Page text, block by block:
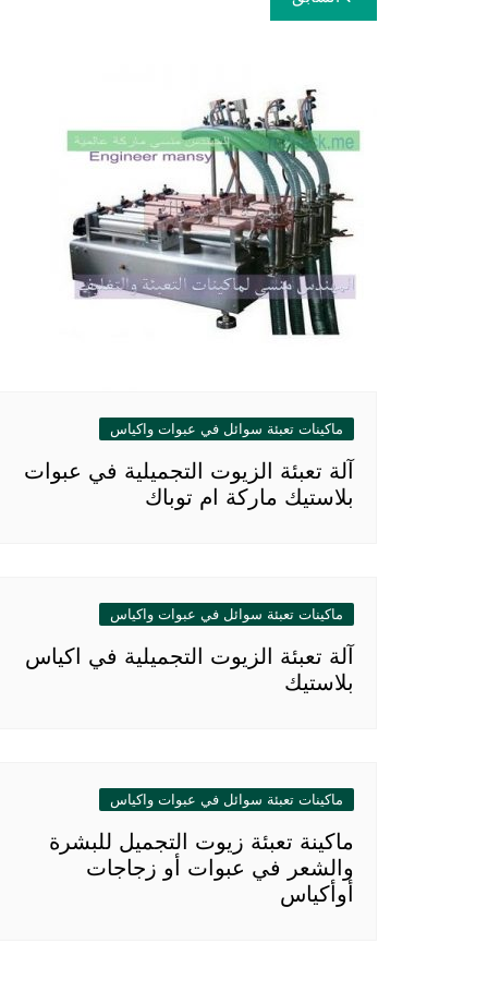
المقالات
ماكينات تعبئة سوائل في عبوات واكياس
آلة تعبئة الزيوت التجميلية في عبوات
بلاستيك ماركة ام توباك
ماكينات تعبئة سوائل في عبوات واكياس
آلة تعبئة الزيوت التجميلية في اكياس
بلاستيك
ماكينات تعبئة سوائل في عبوات واكياس
ماكينة تعبئة زيوت التجميل للبشرة
والشعر في عبوات أو زجاجات
أوأكياس